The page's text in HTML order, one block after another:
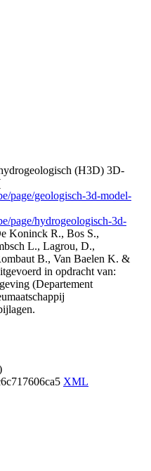
(H3D) 3D-
page/geologisch-3d-model-
page/hydrogeologisch-3d-
Koninck R., Bos S.,
L., Lagrou, D.,
B., Van Baelen K. &
in opdracht van:
(Departement
XML